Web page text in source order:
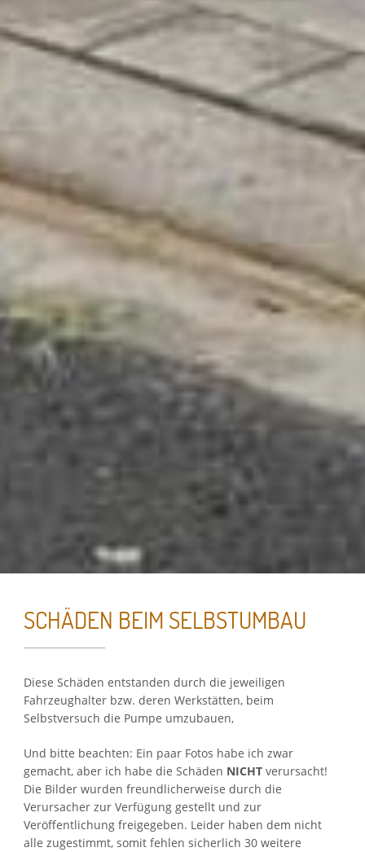
SCHÄDEN BEIM SELBSTUMBAU
Diese Schäden entstanden durch die jeweiligen
Fahrzeughalter bzw. deren Werkstätten, beim
Selbstversuch die Pumpe umzubauen,
Und bitte beachten: Ein paar Fotos habe ich zwar
gemacht, aber ich habe die Schäden NICHTverursacht!
Die Bilder wurden freundlicherweise durch die
Verursacher zur Verfügung gestellt und zur
Veröffentlichung freigegeben. Leider haben dem nicht
alle zugestimmt, somit fehlen sicherlich 30 weitere
Google Maps
Google Analytics
Auswahl speichern